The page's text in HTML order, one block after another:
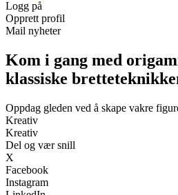
Logg på
Opprett profil
Mail nyheter
Kom i gang med
klassiske
Oppdag gleden ved å skape vakre
Kreativ
Kreativ
Del og vær snill
X
Facebook
Instagram